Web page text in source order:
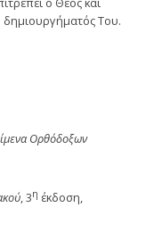
Του.
Ορθόδοξων
, 3η έκδοση,